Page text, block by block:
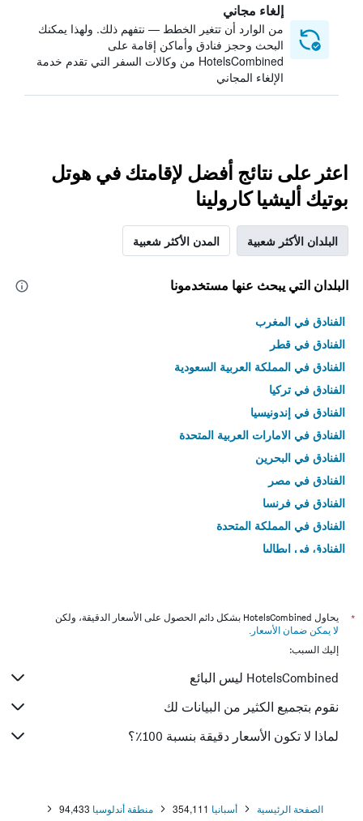
إلغاء مجاني
من الوارد أن تتغير الخطط — نتفهم ذلك. ولهذا يمكنك
البحث وحجز فنادق وأماكن إقامة على
HotelsCombined من وكالات السفر التي تقدم خدمة
الإلغاء المجاني
اعثر على نتائج أفضل لإقامتك في هوتل
بوتيك أليشيا كارولينا
البلدان الأكثر شعبية المدن الأكثر شعبية
البلدان التي يبحث عنها مستخدمونا
الفنادق في المغرب
الفنادق في قطر
الفنادق في المملكة العربية السعودية
الفنادق في تركيا
الفنادق في إندونيسيا
الفنادق في الامارات العربية المتحدة
الفنادق في البحرين
الفنادق في مصر
الفنادق في فرنسا
الفنادق في المملكة المتحدة
الفنادق في إيطاليا
*
يحاول HotelsCombined بشكل دائم الحصول على الأسعار الدقيقة، ولكن
لا يمكن ضمان الأسعار .
إليك السبب:
HotelsCombined ليس البائع
نقوم بتجميع الكثير من البيانات لك
لماذا لا تكون الأسعار دقيقة بنسبة 100٪؟
الصفحة الرئيسية أسبانيا 354,111 منطقة أندلوسيا 94,433